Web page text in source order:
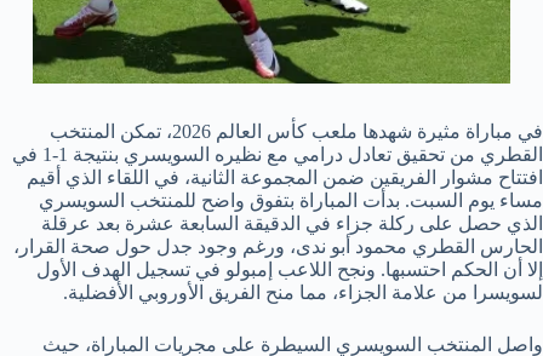
في مباراة مثيرة شهدها ملعب كأس العالم 2026، تمكن المنتخب
القطري من تحقيق تعادل درامي مع نظيره السويسري بنتيجة 1-1 في
افتتاح مشوار الفريقين ضمن المجموعة الثانية، في اللقاء الذي أقيم
مساء يوم السبت. بدأت المباراة بتفوق واضح للمنتخب السويسري
الذي حصل على ركلة جزاء في الدقيقة السابعة عشرة بعد عرقلة
الحارس القطري محمود أبو ندى، ورغم وجود جدل حول صحة القرار،
إلا أن الحكم احتسبها. ونجح اللاعب إمبولو في تسجيل الهدف الأول
لسويسرا من علامة الجزاء، مما منح الفريق الأوروبي الأفضلية.
واصل المنتخب السويسري السيطرة على مجريات المباراة، حيث